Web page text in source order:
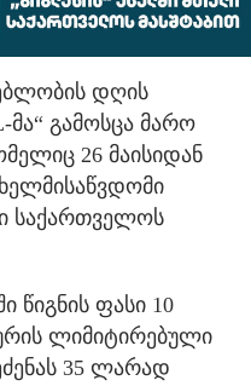
დღის
მა“ გამოსცა მარო
26 მაისიდან
საქართველოს
წიგნის ფასი 10
ლიმიტირებული
35 ლარად